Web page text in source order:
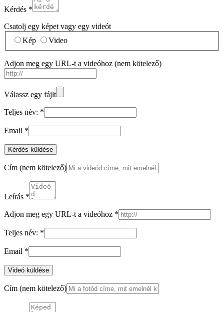
Kérdés *
Csatolj egy képet vagy egy videót
Kép
Video
Adjon meg egy URL-t a videóhoz (nem kötelező)
Válassz egy fájlt
Teljes név: *
Email *
Kérdés küldése
Cím (nem kötelező)
Leírás *
Adjon meg egy URL-t a videóhoz *
Teljes név: *
Email *
Videó küldése
Cím (nem kötelező)